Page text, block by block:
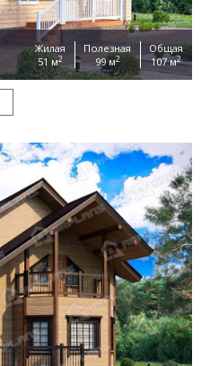
Жилая
51 м2
Полезная
99 м2
Общая
107 м2